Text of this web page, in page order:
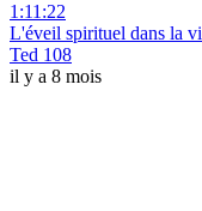
1:11:22
L'éveil spirituel dans la
Ted 108
il y a 8 mois